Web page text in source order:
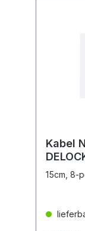
Kabel
15cm, 8-